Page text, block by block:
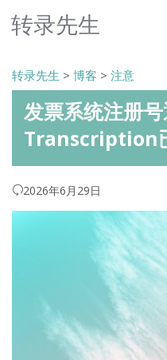
转录先生
转录先生 > 博客 > 注意
发票系统注册
Transcription
2026年6月29日